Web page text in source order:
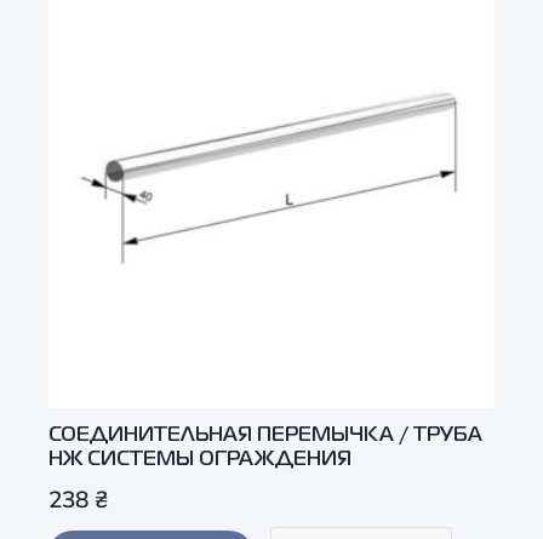
СОЕДИНИТЕЛЬНАЯ ПЕРЕМЫЧКА / ТРУБА
НЖ СИСТЕМЫ ОГРАЖДЕНИЯ
238 ₴